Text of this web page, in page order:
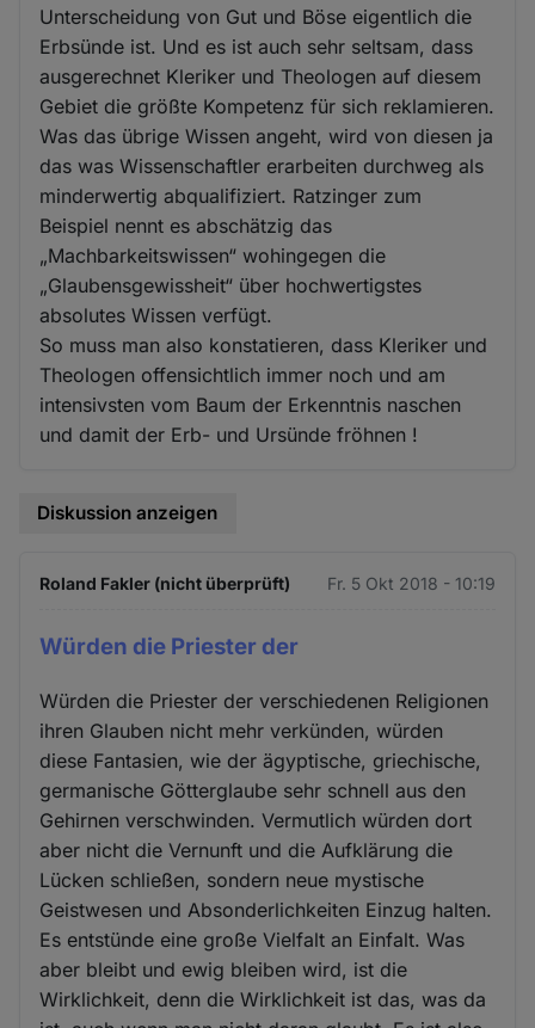
Unterscheidung von Gut und Böse eigentlich die
Erbsünde ist. Und es ist auch sehr seltsam, dass
ausgerechnet Kleriker und Theologen auf diesem
Gebiet die größte Kompetenz für sich reklamieren.
Was das übrige Wissen angeht, wird von diesen ja
das was Wissenschaftler erarbeiten durchweg als
minderwertig abqualifiziert. Ratzinger zum
Beispiel nennt es abschätzig das
„Machbarkeitswissen“ wohingegen die
„Glaubensgewissheit“ über hochwertigstes
absolutes Wissen verfügt.
So muss man also konstatieren, dass Kleriker und
Theologen offensichtlich immer noch und am
intensivsten vom Baum der Erkenntnis naschen
und damit der Erb- und Ursünde fröhnen !
Diskussion anzeigen
Roland Fakler (nicht überprüft) Fr. 5 Okt 2018 - 10:19
Würden die Priester der
Würden die Priester der verschiedenen Religionen
ihren Glauben nicht mehr verkünden, würden
diese Fantasien, wie der ägyptische, griechische,
germanische Götterglaube sehr schnell aus den
Gehirnen verschwinden. Vermutlich würden dort
aber nicht die Vernunft und die Aufklärung die
Lücken schließen, sondern neue mystische
Geistwesen und Absonderlichkeiten Einzug halten.
Es entstünde eine große Vielfalt an Einfalt. Was
aber bleibt und ewig bleiben wird, ist die
Wirklichkeit, denn die Wirklichkeit ist das, was da